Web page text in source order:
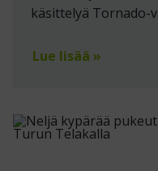
käsittelyä Tornado-
Lue lisää »